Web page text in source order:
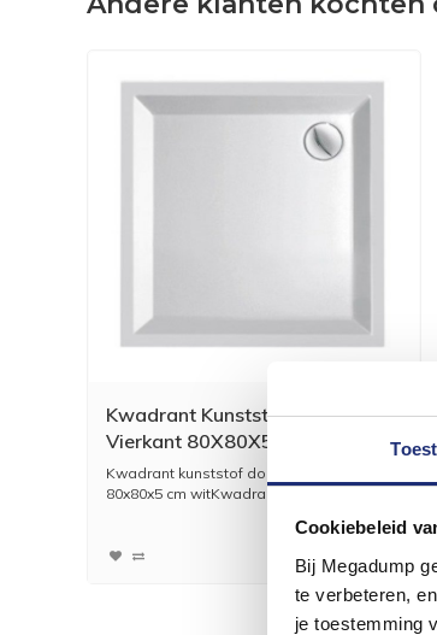
Cookiebeleid
Bij Megadump
te verbeteren,
je toestemming
Kwadrant Kunststof Douchebak
Vierkant 80X80X5 Cm Wit
Kwadrant kunststof douchebak vierkant
80x80x5 cm witKwadrant...
145,81